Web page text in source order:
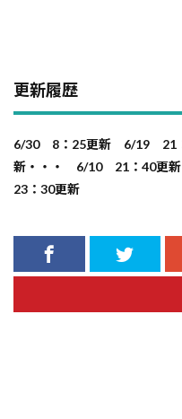
更新履歴
6/30 8：25更新 6/19 21
新・・・ 6/10 21：40更
23：30更新